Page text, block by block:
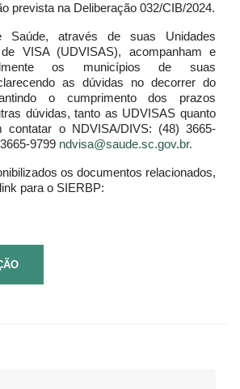
prevista na Deliberação 032/CIB/2024.
Saúde, através de suas Unidades
de VISA (UDVISAS), acompanham e
os municípios de suas
as dúvidas no decorrer do
o cumprimento dos prazos
dúvidas, tanto as UDVISAS quanto
contatar o NDVISA/DIVS: (48) 3665-
9799 ndvisa@saude.sc.gov.br.
os documentos relacionados,
para o SIERBP: